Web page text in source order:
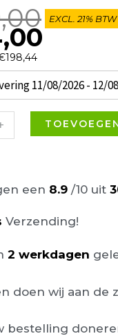
prijs
€
EXCL. 21% BTW
11/08/2026 - 12/
een 8.9 /10 uit
Verzending!
2 werkdagen
doen wij aan de
bestelling